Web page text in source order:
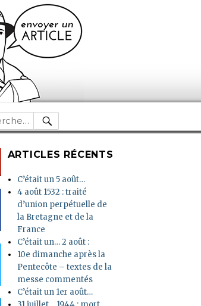
RECHERCHE
ARTICLES RÉCENTS
C’était un 5 août…
4 août 1532 : traité
d’union perpétuelle de
la Bretagne et de la
France
C’était un… 2 août :
10e dimanche après la
Pentecôte – textes de la
messe commentés
C’était un 1er août…